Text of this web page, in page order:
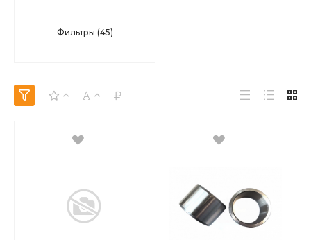
Фильтры (45)